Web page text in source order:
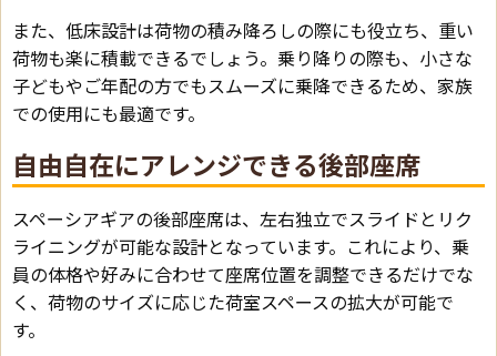
また、低床設計は荷物の積み降ろしの際にも役立ち、重い
荷物も楽に積載できるでしょう。乗り降りの際も、小さな
子どもやご年配の方でもスムーズに乗降できるため、家族
での使用にも最適です。
自由自在にアレンジできる後部座席
スペーシアギアの後部座席は、左右独立でスライドとリク
ライニングが可能な設計となっています。これにより、乗
員の体格や好みに合わせて座席位置を調整できるだけでな
く、荷物のサイズに応じた荷室スペースの拡大が可能で
す。